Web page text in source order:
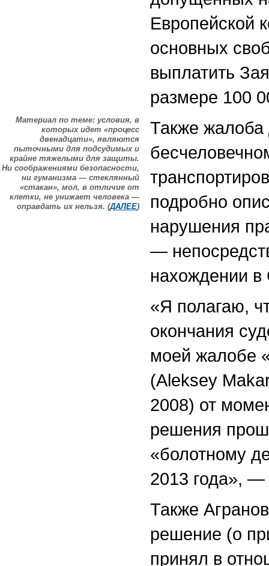
Европейской
основных
выплатить
размере 100
Материал по теме: условия, в
которых идет «процесс
двенадцати», являются
пыточными для подсудимых и
крайне тяжелыми для защиты.
Ни соображениями безопасности,
ни гуманизма — стеклянный
«стакан», мол, в отличие от
клетки, не унижает человека —
оправдать их нельзя. (ДАЛЕЕ)
Также
подробно
нарушения
—
нахождении
«Я полагаю,
окончания
моей жалобе
(Aleksey
2008) от
решения
«болотному
2013 года», —
Также
решение (о
принял в